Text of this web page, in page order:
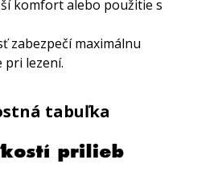
komfort alebo použitie s
zabezpečí maximálnu
pri lezení.
tabuľka